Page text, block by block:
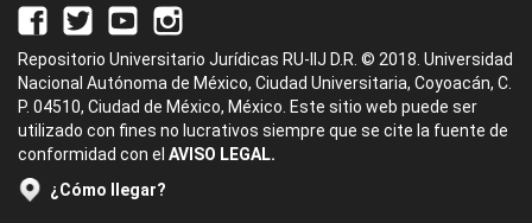
Repositorio Universitario Jurídicas RU-IIJ D.R. © 2018. Universidad
Nacional Autónoma de México, Ciudad Universitaria, Coyoacán, C.
P. 04510, Ciudad de México, México. Este sitio web puede ser
utilizado con fines no lucrativos siempre que se cite la fuente de
conformidad con el AVISO LEGAL.
¿Cómo llegar?